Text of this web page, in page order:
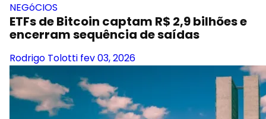
NEGóCIOS
ETFs de Bitcoin captam R$ 2,9 bilhões e
encerram sequência de saídas
Rodrigo Tolotti fev 03, 2026